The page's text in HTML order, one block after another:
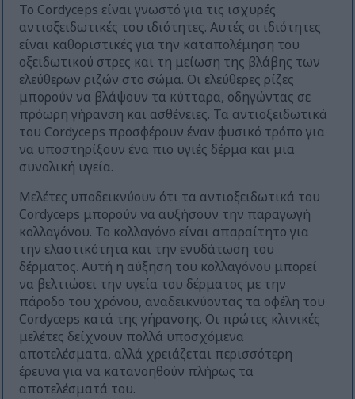
Το Cordyceps είναι γνωστό για τις ισχυρές
αντιοξειδωτικές του ιδιότητες. Αυτές οι ιδιότητες
είναι καθοριστικές για την καταπολέμηση του
οξειδωτικού στρες και τη μείωση της βλάβης των
ελεύθερων ριζών στο σώμα. Οι ελεύθερες ρίζες
μπορούν να βλάψουν τα κύτταρα, οδηγώντας σε
πρόωρη γήρανση και ασθένειες. Τα αντιοξειδωτικά
του Cordyceps προσφέρουν έναν φυσικό τρόπο για
να υποστηρίξουν ένα πιο υγιές δέρμα και μια
συνολική υγεία.
Μελέτες υποδεικνύουν ότι τα αντιοξειδωτικά του
Cordyceps μπορούν να αυξήσουν την παραγωγή
κολλαγόνου. Το κολλαγόνο είναι απαραίτητο για
την ελαστικότητα και την ενυδάτωση του
δέρματος. Αυτή η αύξηση του κολλαγόνου μπορεί
να βελτιώσει την υγεία του δέρματος με την
πάροδο του χρόνου, αναδεικνύοντας τα οφέλη του
Cordyceps κατά της γήρανσης. Οι πρώτες κλινικές
μελέτες δείχνουν πολλά υποσχόμενα
αποτελέσματα, αλλά χρειάζεται περισσότερη
έρευνα για να κατανοηθούν πλήρως τα
αποτελέσματά του.